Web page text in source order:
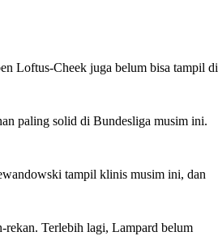
Loftus-Cheek juga belum bisa tampil di
paling solid di Bundesliga musim ini.
tampil klinis musim ini, dan
rekan. Terlebih lagi, Lampard belum